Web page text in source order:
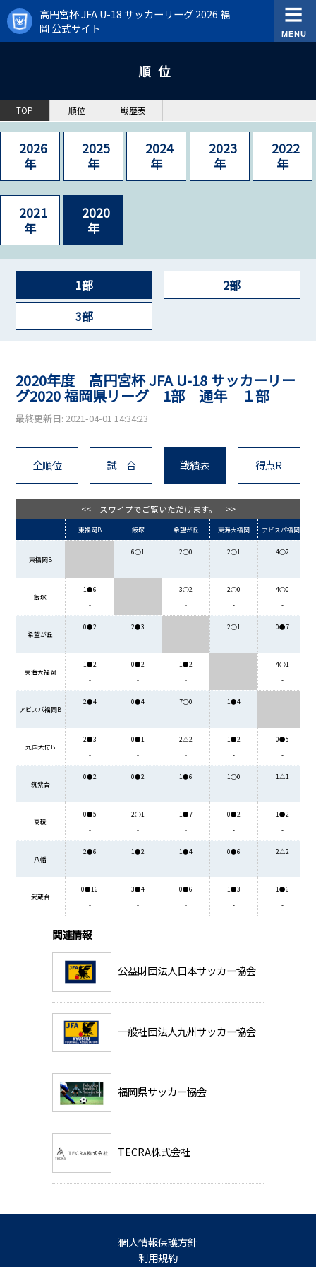
高円宮杯 JFA U-18 サッカーリーグ 2026 福
岡 公式サイト
順位
TOP 順位 戦歴表
2026
年
2025
年
2024
年
2023
年
2022
年
2021
年
2020
年
1部
2部
3部
2020年度 高円宮杯 JFA U-18 サッカーリー
グ2020 福岡県リーグ 1部 通年 １部
最終更新日: 2021-04-01 14:34:23
全順位 試 合 戦績表 得点R
<< スワイプでご覧いただけます。 >>
東福岡B 飯塚 希望が丘 東海大福岡 アビスパ福岡B
東福岡B
6○1
-
2○0
-
2○1
-
4○2
-
飯塚
1●6
-
3○2
-
2○0
-
4○0
-
希望が丘
0●2
-
2●3
-
2○1
-
0●7
-
東海大福岡
1●2
-
0●2
-
1●2
-
4○1
-
アビスパ福岡B
2●4
-
0●4
-
7○0
-
1●4
-
九国大付B
2●3
-
0●1
-
2△2
-
1●2
-
0●5
-
筑紫台
0●2
-
0●2
-
1●6
-
1○0
-
1△1
-
高稜
0●5
-
2○1
-
1●7
-
0●2
-
1●2
-
八幡
2●6
-
1●2
-
1●4
-
0●6
-
2△2
-
武蔵台
0●16
-
3●4
-
0●6
-
1●3
-
1●6
-
関連情報
公益財団法人日本サッカー協会
一般社団法人九州サッカー協会
福岡県サッカー協会
TECRA株式会社
個人情報保護方針
利用規約